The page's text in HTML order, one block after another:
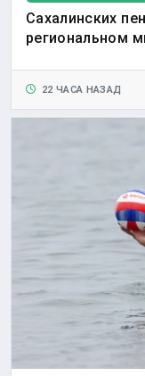
Сахалинских
региональном
22 ЧАСА НАЗАД